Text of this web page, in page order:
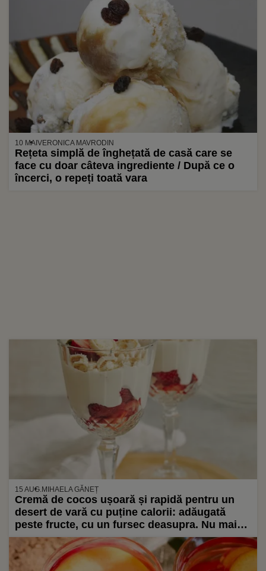
10 MAIVERONICA MAVRODIN
Rețeta simplă de înghețată de casă care se
face cu doar câteva ingrediente / După ce o
încerci, o repeți toată vara
15 AUG. MIHAELA GĂNEȚ
Cremă de cocos ușoară și rapidă pentru un
desert de vară cu puține calorii: adăugată
peste fructe, cu un fursec deasupra. Nu mai
mult de unul…